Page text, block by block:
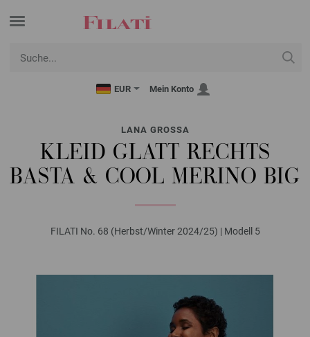
EUR Mein Konto
LANA GROSSA
KLEID GLATT RECHTS
BASTA & COOL MERINO BIG
FILATI No. 68 (Herbst/Winter 2024/25) | Modell 5